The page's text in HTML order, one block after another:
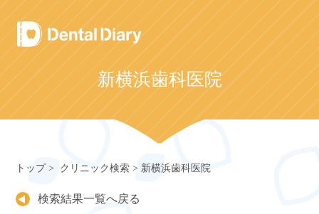
Skip
to
content
新横浜歯科医院
トップ クリニック検索 新横浜歯科医院
検索結果一覧へ戻る